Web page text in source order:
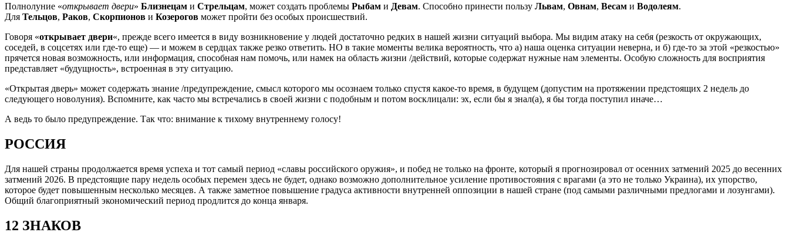
Полнолуние «открывает двери» Близнецам и Стрельцам, может создать проблемы Рыбам и Девам. Способно принести пользу Львам, Овнам, Весам и Водолеям.
Для Тельцов, Раков, Скорпионов и Козерогов может пройти без особых происшествий.
Говоря «открывает двери«, прежде всего имеется в виду возникновение у людей достаточно редких в нашей жизни ситуаций выбора. Мы видим атаку на себя (резкость от окружающих,
соседей, в соцсетях или где-то еще) — и можем в сердцах также резко ответить. НО в такие моменты велика вероятность, что а) наша оценка ситуации неверна, и б) где-то за этой «резкостью»
прячется новая возможность, или информация, способная нам помочь, или намек на область жизни /действий, которые содержат нужные нам элементы. Особую сложность для восприятия
представляет «будущность», встроенная в эту ситуацию.
«Открытая дверь» может содержать знание /предупреждение, смысл которого мы осознаем только спустя какое-то время, в будущем (допустим на протяжении предстоящих 2 недель до
следующего новолуния). Вспомните, как часто мы встречались в своей жизни с подобным и потом восклицали: эх, если бы я знал(а), я бы тогда поступил иначе…
А ведь то было предупреждение. Так что: внимание к тихому внутреннему голосу!
РОССИЯ
Для нашей страны продолжается время успеха и тот самый период «славы российского оружия», и побед не только на фронте, который я прогнозировал от осенних затмений 2025 до весенних
затмений 2026. В предстоящие пару недель особых перемен здесь не будет, однако возможно дополнительное усиление противостояния с врагами (а это не только Украина), их упорство,
которое будет повышенным несколько месяцев. А также заметное повышение градуса активности внутренней оппозиции в нашей стране (под самыми различными предлогами и лозунгами).
Общий благоприятный экономический период продлится до конца января.
12 ЗНАКОВ